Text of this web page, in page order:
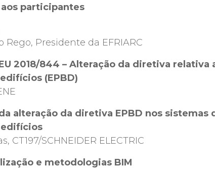
participantes
Rego, Presidente da EFRIARC
2018/844 – Alteração da diretiva relativa
(EPBD)
alteração da diretiva EPBD nos sistemas
CT197/SCHNEIDER ELECTRIC
e metodologias BIM